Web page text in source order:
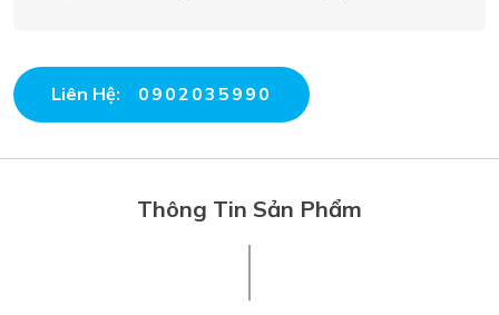
Liên Hệ: 0902035990
Thông Tin Sản Phẩm